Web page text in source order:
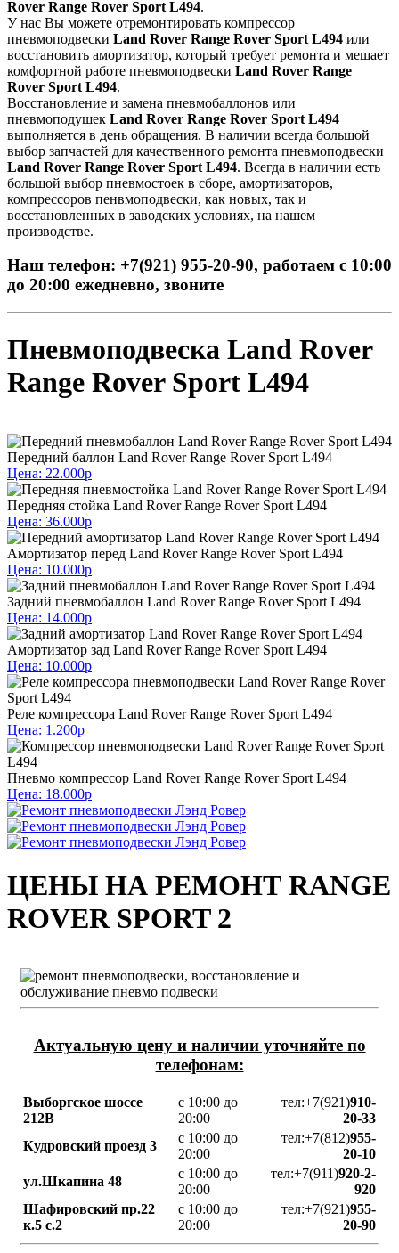
Rover Range Rover Sport L494.
У нас Вы можете отремонтировать компрессор
пневмоподвески Land Rover Range Rover Sport L494 или
восстановить амортизатор, который требует ремонта и мешает
комфортной работе пневмоподвески Land Rover Range
Rover Sport L494.
Восстановление и замена пневмобаллонов или
пневмоподушек Land Rover Range Rover Sport L494
выполняется в день обращения. В наличии всегда большой
выбор запчастей для качественного ремонта пневмоподвески
Land Rover Range Rover Sport L494. Всегда в наличии есть
большой выбор пневмостоек в сборе, амортизаторов,
компрессоров пенвмоподвески, как новых, так и
восстановленных в заводских условиях, на нашем
производстве.
Наш телефон: +7(921) 955-20-90, работаем с 10:00
до 20:00 ежедневно, звоните
Пневмоподвеска Land Rover
Range Rover Sport L494
Передний баллон Land Rover Range Rover Sport L494
Цена: 22.000р
Передняя стойка Land Rover Range Rover Sport L494
Цена: 36.000р
Амортизатор перед Land Rover Range Rover Sport L494
Цена: 10.000р
Задний пневмобаллон Land Rover Range Rover Sport L494
Цена: 14.000р
Амортизатор зад Land Rover Range Rover Sport L494
Цена: 10.000р
Реле компрессора Land Rover Range Rover Sport L494
Цена: 1.200р
Пневмо компрессор Land Rover Range Rover Sport L494
Цена: 18.000р
ЦЕНЫ НА РЕМОНТ RANGE
ROVER SPORT 2
Актуальную цену и наличии уточняйте по
телефонам:
Выборгское шоссе
212В
с 10:00 до
20:00
тел:+7(921)910-
20-33
Кудровский проезд 3
с 10:00 до
20:00
тел:+7(812)955-
20-10
ул.Шкапина 48
с 10:00 до
20:00
тел:+7(911)920-2-
920
Шафировский пр.22
к.5 с.2
с 10:00 до
20:00
тел:+7(921)955-
20-90